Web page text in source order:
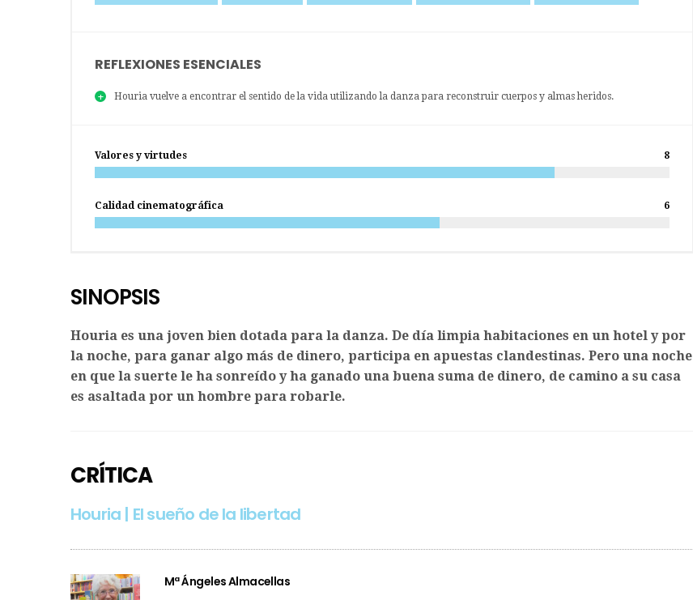
REFLEXIONES ESENCIALES
Houria vuelve a encontrar el sentido de la vida utilizando la danza para reconstruir cuerpos y almas heridos.
Valores y virtudes 8
Calidad cinematográfica 6
SINOPSIS
Houria es una joven bien dotada para la danza. De día limpia habitaciones en un hotel y por
la noche, para ganar algo más de dinero, participa en apuestas clandestinas. Pero una noche
en que la suerte le ha sonreído y ha ganado una buena suma de dinero, de camino a su casa
es asaltada por un hombre para robarle.
CRÍTICA
Houria | El sueño de la libertad
Mª Ángeles Almacellas